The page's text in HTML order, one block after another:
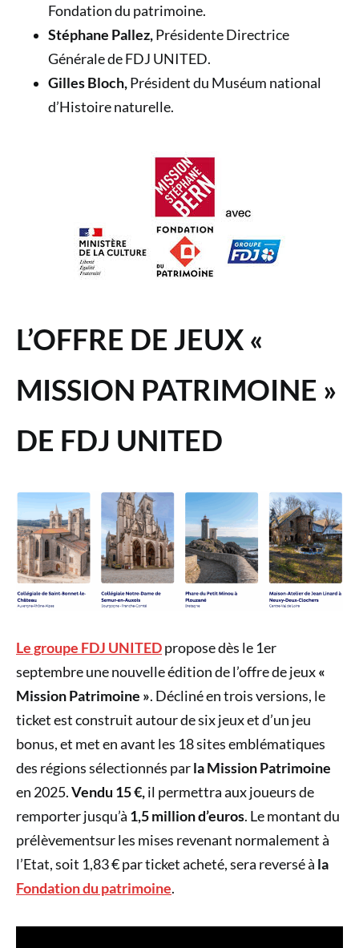
Fondation du patrimoine.
Stéphane Pallez,Présidente Directrice
Générale de FDJ UNITED.
Gilles Bloch,Président du Muséum national
d’Histoire naturelle.
L’OFFRE DE JEUX «
MISSION PATRIMOINE »
DE FDJ UNITED
Le groupe FDJ UNITEDpropose dès le 1er
septembre une nouvelle édition de l’offre de jeux«
Mission Patrimoine ». Décliné en trois versions, le
ticket est construit autour de six jeux et d’un jeu
bonus, et met en avant les 18 sites emblématiques
des régions sélectionnés parla Mission Patrimoine
en 2025.Vendu 15 €,il permettra aux joueurs de
remporter jusqu’à 1,5 million d’euros. Le montant du
prélèvementsur les mises revenant normalement à
l’Etat, soit 1,83 € par ticket acheté, sera reversé à la
Fondation du patrimoine.